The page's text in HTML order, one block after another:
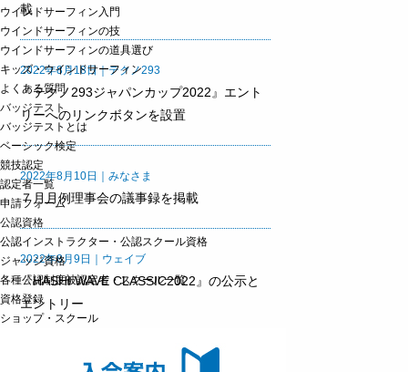
ウインドサーフィン入門
ウインドサーフィンの技
ウインドサーフィンの道具選び
キッズ・ウインドサーフィン
よくある質問
バッジテスト
バッジテストとは
ベーシック検定
競技認定
認定者一覧
申請フォーム
公認資格
公認インストラクター・公認スクール資格
ジャッジ資格
各種公認制度被認定者・スクール一覧
資格登録
ショップ・スクール
載
2022年8月18日｜テクノ293
『テクノ293ジャパンカップ2022』エント
リーへのリンクボタンを設置
2022年8月10日｜みなさま
７月月例理事会の議事録を掲載
2022年8月9日｜ウェイブ
『HASHI WAVE CLASSIC2022』の公示と
エントリー
2022年8月2日｜みなさま